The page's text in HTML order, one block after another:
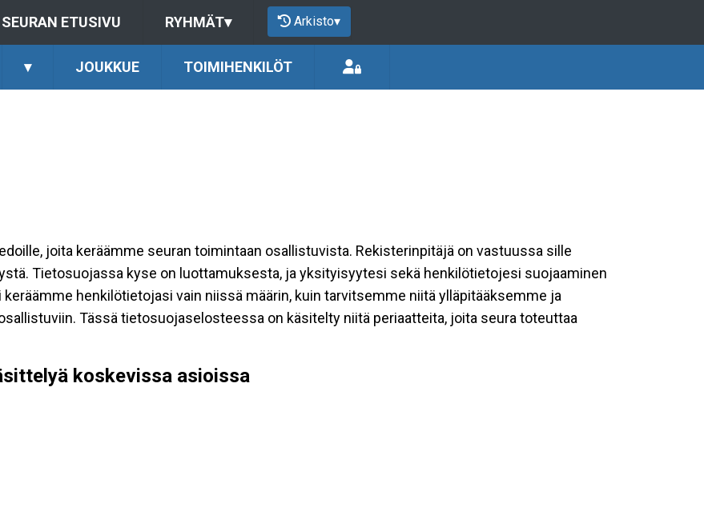
SEURAN ETUSIVU RYHMÄT▾ Arkisto▾
▾ JOUKKUE TOIMIHENKILÖT
joita keräämme seuran toimintaan osallistuvista. Rekisterinpitäjä on vastuussa sille
Tietosuojassa kyse on luottamuksesta, ja yksityisyytesi sekä henkilötietojesi suojaaminen
henkilötietojasi vain niissä määrin, kuin tarvitsemme niitä ylläpitääksemme ja
Tässä tietosuojaselosteessa on käsitelty niitä periaatteita, joita seura toteuttaa
koskevissa asioissa